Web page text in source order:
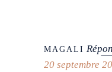
MAGALI
20 septembre